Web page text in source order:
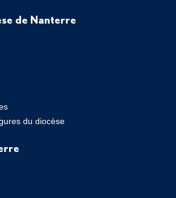
de Nanterre
du diocèse